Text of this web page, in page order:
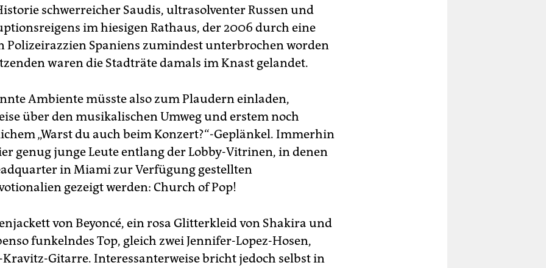
schwerreicher Saudis, ultrasolventer Russen und
im hiesigen Rathaus, der 2006 durch eine
Polizeirazzien Spaniens zumindest unterbrochen worden
waren die Stadträte damals im Knast gelandet.
Ambiente müsste also zum Plaudern einladen,
über den musikalischen Umweg und erstem noch
„Warst du auch beim Konzert?“-Geplänkel. Immerhin
genug junge Leute entlang der Lobby-Vitrinen, in denen
in Miami zur Verfügung gestellten
gezeigt werden: Church of Pop!
von Beyoncé, ein rosa Glitterkleid von Shakira und
funkelndes Top, gleich zwei Jennifer-Lopez-Hosen,
Kravitz-Gitarre. Interessanterweise bricht jedoch selbst in